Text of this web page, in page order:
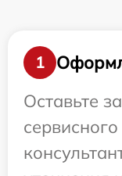
1
Оставьте